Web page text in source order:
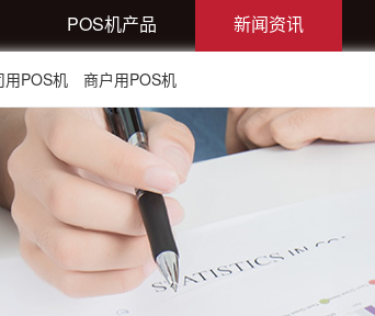
POS机产品 新闻资讯
用POS机 商户用POS机